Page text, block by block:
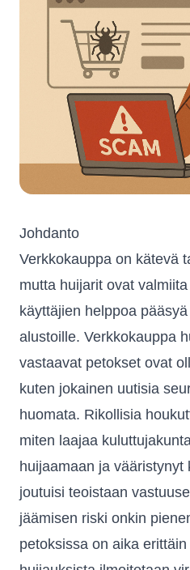
Johdanto
Verkkokauppa on kätevä
mutta huijarit ovat
käyttäjien helppoa
alustoille. Verkkokauppa
vastaavat petokset ovat
kuten jokainen uutisia
huomata. Rikollisia
miten laajaa
huijaamaan ja
joutuisi teoistaan
jäämisen riski onkin
petoksissa on aika